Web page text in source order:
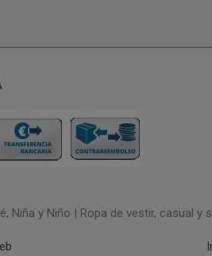
Niña y Niño | Ropa de vestir, casual y